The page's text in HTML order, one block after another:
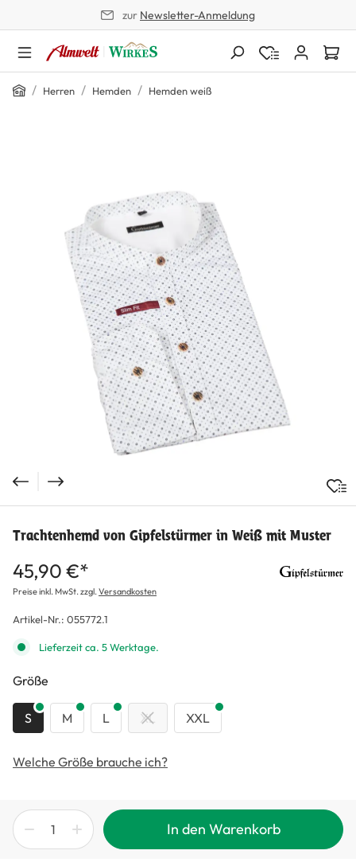
zur Newsletter-Anmeldung
Home
/ Herren / Hemden / Hemden weiß
Trachtenhemd von Gipfelstürmer in Weiß mit Muster
45,90 €*
Preise inkl. MwSt. zzgl.Versandkosten
Artikel-Nr.: 055772.1
Lieferzeit ca. 5 Werktage.
Größe
S M L XL XXL
Welche Größe brauche ich?
In den Warenkorb